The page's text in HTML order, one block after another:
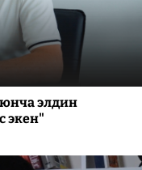
элдин
экен"